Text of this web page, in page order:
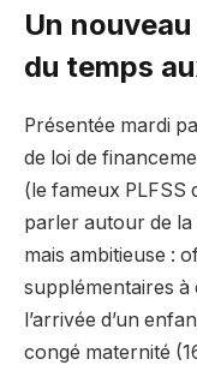
Un
du temps
Présentée mardi
de loi de
(le fameux
parler autour de la
mais ambitieuse :
supplémentaires
l’arrivée d’un
congé maternité